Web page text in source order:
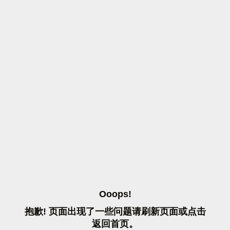
OOOPS!
抱歉! 页面出现了一些问题请刷 新页面或点击
返 回首页。